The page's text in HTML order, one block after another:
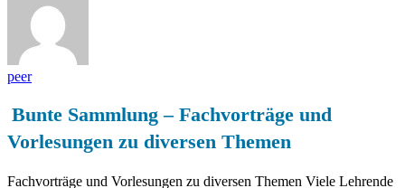
peer
Bunte Sammlung – Fachvorträge und
Vorlesungen zu diversen Themen
Fachvorträge und Vorlesungen zu diversen Themen Viele Lehrende